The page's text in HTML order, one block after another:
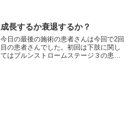
成長するか衰退するか？
今日の最後の施術の患者さんは今回で2回
目の患者さんでした。初回は下肢に関し
てはブルンストロームステージ３の患者